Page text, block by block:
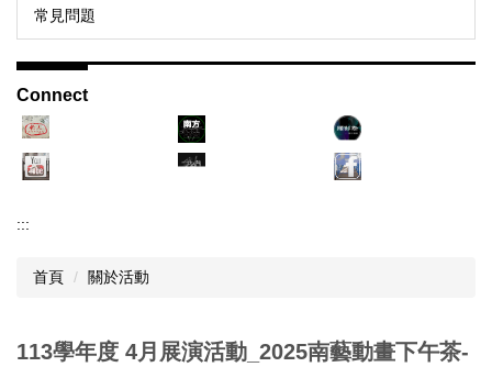
常見問題
Connect
:::
首頁 關於活動
113學年度 4月展演活動_2025南藝動畫下午茶-